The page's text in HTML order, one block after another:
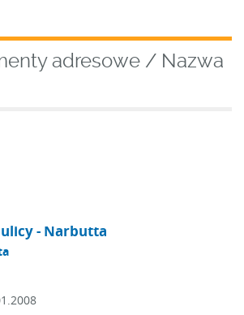
adresowe / Nazwa
- Narbutta